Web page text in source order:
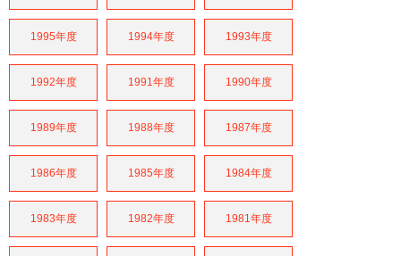
1995年度 1994年度 1993年度
1992年度 1991年度 1990年度
1989年度 1988年度 1987年度
1986年度 1985年度 1984年度
1983年度 1982年度 1981年度